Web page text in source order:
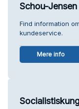
Schou-
Find information
kundeservice.
Mere info